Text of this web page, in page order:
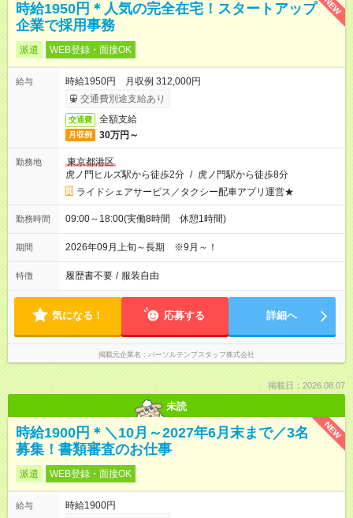
NEW
時給1950円＊人気の完全在宅！スタートアップ
企業で採用事務
派遣 WEB登録・面接OK
給与
時給1950円 月収例 312,000円
交通費別途支給あり
交通費 全額支給
月収例 30万円～
勤務地
東京都港区
虎ノ門ヒルズ駅から徒歩2分 / 虎ノ門駅から徒歩8分
ライドシェアサービス／タクシー配車アプリ運営★
勤務時間 09:00～18:00(実働8時間 休憩1時間)
期間 2026年09月上旬～長期 ※9月～！
特徴 履歴書不要 / 服装自由
気になる！ 応募する 詳細へ
掲載元企業名 パーソルテンプスタッフ株式会社
掲載日：2026.08.07
未読
NEW
時給1900円＊＼10月～2027年6月末まで／3名
募集！書類審査のお仕事
派遣 WEB登録・面接OK
給与
時給1900円